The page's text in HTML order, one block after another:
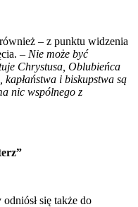
– z punktu widzenia
– Nie może być
Chrystusa, Oblubieńca
i biskupstwa są
nic wspólnego z
się także do